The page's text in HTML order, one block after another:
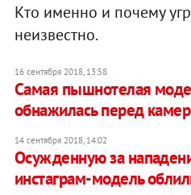
Кто именно и почему
неизвестно.
16 сентября 2018, 13:58
Самая пышнотелая
обнажилась перед
14 сентября 2018, 14:02
Осужденную за
инстаграм-модель